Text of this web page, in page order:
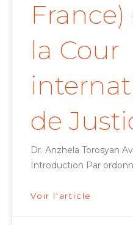
la Cour
de
Dr. Anzhela Torosyan
Introduction Par
Voir l'article